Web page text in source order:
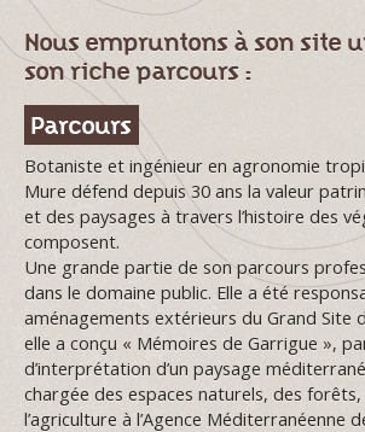
Nous empruntons à son site
son riche parcours :
Parcours
Botaniste et ingénieur en agronomie
Mure défend depuis 30 ans la valeur
et des paysages à travers l’histoire des
composent.
Une grande partie de son parcours
dans le domaine public. Elle a été
aménagements extérieurs du Grand Site
elle a conçu « Mémoires de Garrigue »,
d’interprétation d’un paysage
chargée des espaces naturels, des
l’agriculture à l’Agence Méditerranéenne